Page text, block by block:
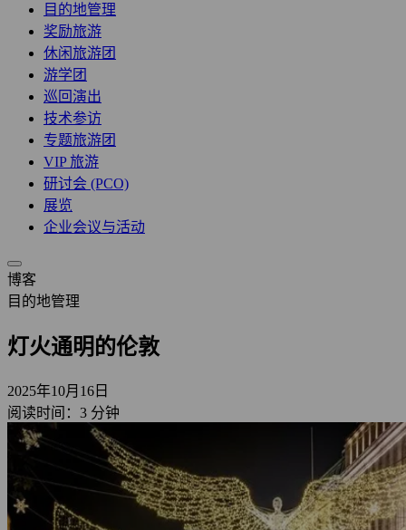
目的地管理
奖励旅游
休闲旅游团
游学团
巡回演出
技术参访
专题旅游团
VIP 旅游
研讨会 (PCO)
展览
企业会议与活动
博客
目的地管理
灯火通明的伦敦
2025年10月16日
阅读时间：3 分钟